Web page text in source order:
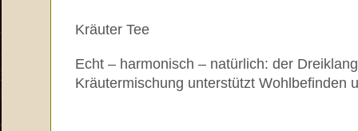
Kräuter Tee
Echt – harmonisch – natürlich: der
Kräutermischung unterstützt Wohlbefinden